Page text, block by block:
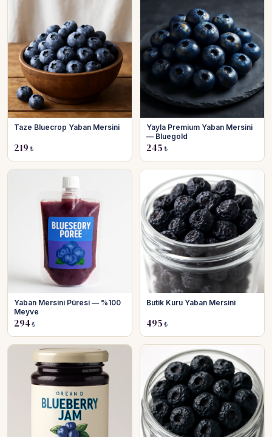
Taze Bluecrop Yaban Mersini
219 ₺
Yayla Premium Yaban Mersini
— Bluegold
245 ₺
Yaban Mersini Püresi — %100
Meyve
294 ₺
Butik Kuru Yaban Mersini
495 ₺